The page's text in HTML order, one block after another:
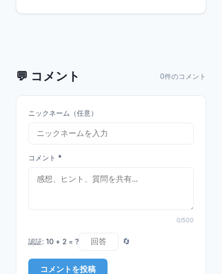
💬 コメント 0件のコメント
ニックネーム（任意）
コメント *
0/500
認証: 10 + 2 = ? 🔄
コメントを投稿